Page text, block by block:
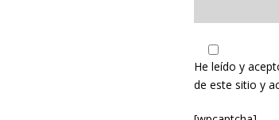
He leído y
de este sitio y